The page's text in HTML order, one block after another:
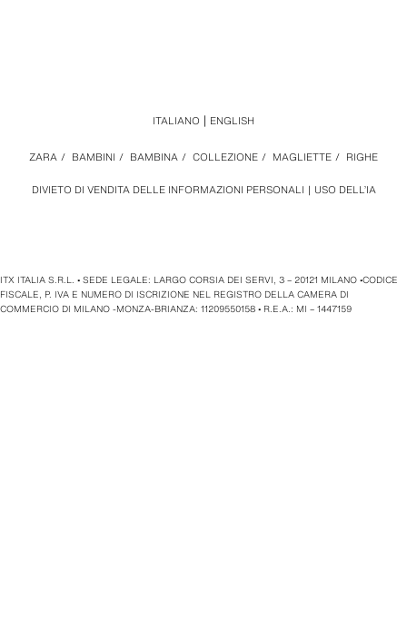
DIVIETO DI VENDITA DELLE INFORMAZIONI PERSONALI USO DELL’IA
ZARA / BAMBINI / BAMBINA / COLLEZIONE / MAGLIETTE / RIGHE
ITALIANO ENGLISH
ITX ITALIA S.R.L. • SEDE LEGALE: LARGO CORSIA DEI SERVI, 3 – 20121 MILANO •CODICE
FISCALE, P. IVA E NUMERO DI ISCRIZIONE NEL REGISTRO DELLA CAMERA DI
COMMERCIO DI MILANO -MONZA-BRIANZA: 11209550158 • R.E.A.: MI – 1447159